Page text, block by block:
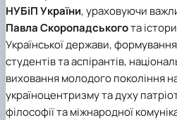
НУБіП України, ураховуючи
Павла Скоропадськогота
Української держави,
студентів та аспірантів,
виховання молодого покоління
україноцентризму та духу
філософії та міжнародної